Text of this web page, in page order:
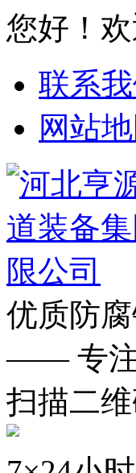
您好！
联系
网站
优质防
—— 专
扫描二